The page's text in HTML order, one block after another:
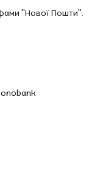
"Нової Пошти".